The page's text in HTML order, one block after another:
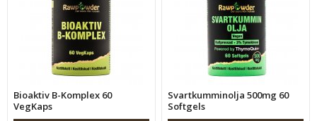
Bioaktiv B-Komplex 60
VegKaps
Svartkumminolja 500mg 60
Softgels